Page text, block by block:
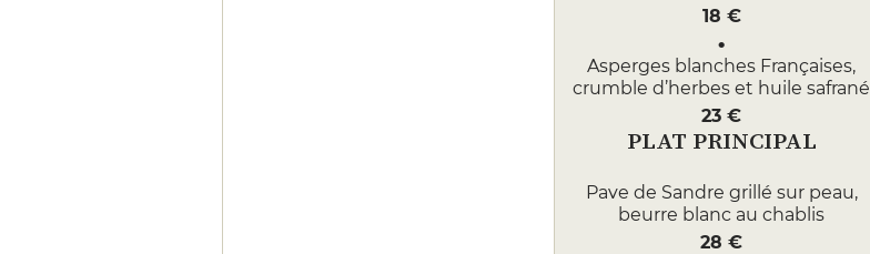
18 €
Asperges blanches Françaises,
crumble d’herbes et huile safrané
23 €
PLAT PRINCIPAL
Pave de Sandre grillé sur peau,
beurre blanc au chablis
28 €